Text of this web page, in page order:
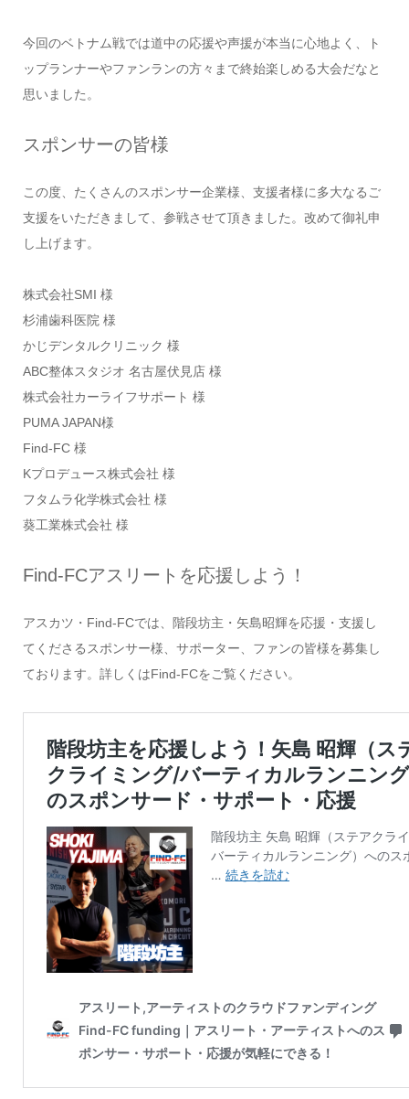
今回のベトナム戦では道中の応援や声援が本当に心地よく、ト
ップランナーやファンランの方々まで終始楽しめる大会だなと
思いました。
スポンサーの皆様
この度、たくさんのスポンサー企業様、支援者様に多大なるご
支援をいただきまして、参戦させて頂きました。改めて御礼申
し上げます。
株式会社SMI 様
杉浦歯科医院 様
かじデンタルクリニック 様
ABC整体スタジオ 名古屋伏見店 様
株式会社カーライフサポート 様
PUMA JAPAN様
Find-FC 様
Kプロデュース株式会社 様
フタムラ化学株式会社 様
葵工業株式会社 様
Find-FCアスリートを応援しよう！
アスカツ・Find-FCでは、階段坊主・矢島昭輝を応援・支援し
てくださるスポンサー様、サポーター、ファンの皆様を募集し
ております。詳しくはFind-FCをご覧ください。